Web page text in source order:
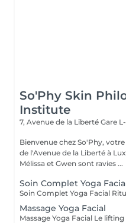
So'Phy Skin
Institute
7, Avenue de la Liberté Gare L-
Bienvenue chez So'Phy,
de l'Avenue de la Liberté à Luxembourg.
Mélissa et Gwen sont ravies ...
Soin Complet Yoga
Massage Yoga Facial